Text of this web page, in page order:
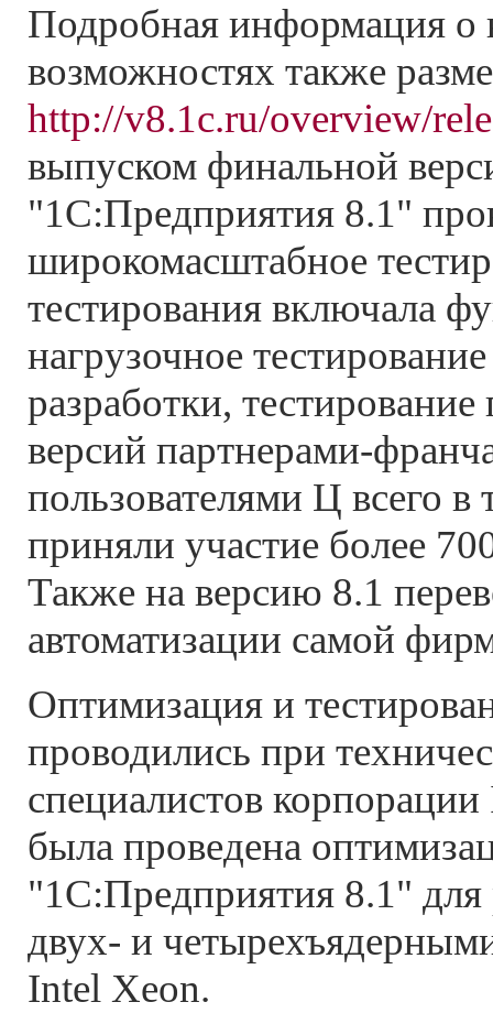
Подробная информация о
возможностях также
http://v8.1c.ru/overview/
выпуском финальной
"1С:Предприятия 8.1"
широкомасштабное
тестирования включала
нагрузочное
разработки,
версий партнерами-
пользователями Ц всего в
приняли участие более
Также на версию 8.1
автоматизации самой
Оптимизация и
проводились при
специалистов
была проведена
"1С:Предприятия 8.1"
двух- и
Intel Xeon.